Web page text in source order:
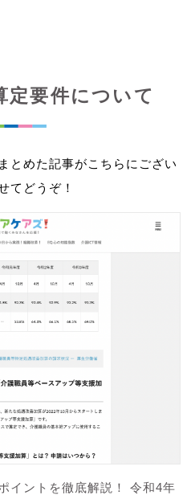
定要件について
とめた記事がこちらにござい
てどうぞ！
イントを徹底解説！ 令和4年